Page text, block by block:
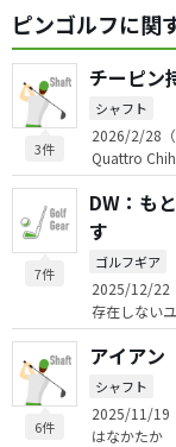
ピンゴルフに関
3件
チーピン
シャフト
2026/2/28
Quattro
7件
DW：も
す
ゴルフギア
2025/12/22
存在しない
6件
アイア
シャフト
2025/11/19
はなかたか